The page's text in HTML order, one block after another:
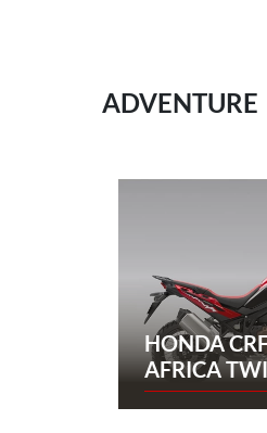
ADVENTURE
HONDA
AFRICA